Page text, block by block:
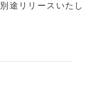
途リリースいたし